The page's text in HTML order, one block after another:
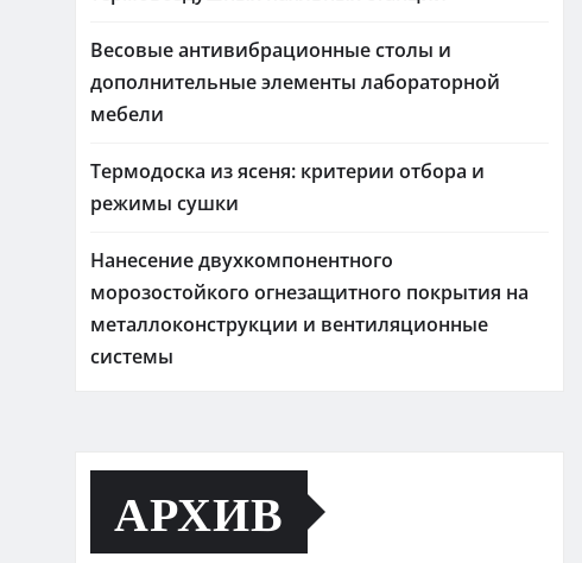
Весовые антивибрационные столы и
дополнительные элементы лабораторной
мебели
Термодоска из ясеня: критерии отбора и
режимы сушки
Нанесение двухкомпонентного
морозостойкого огнезащитного покрытия на
металлоконструкции и вентиляционные
системы
АРХИВ